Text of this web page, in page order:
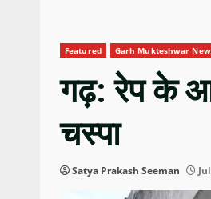
Featured Garh Mukteshwar
गढ़: रेप के
चस्पा
Satya Prakash Seeman